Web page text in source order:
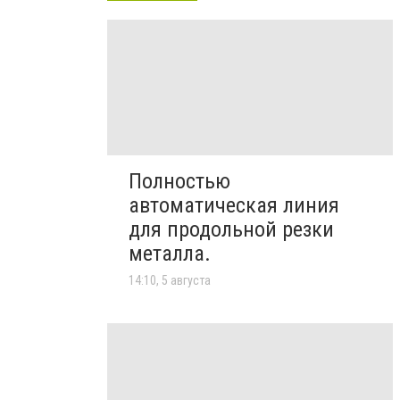
Полностью
автоматическая линия
для продольной резки
металла.
14:10, 5 августа